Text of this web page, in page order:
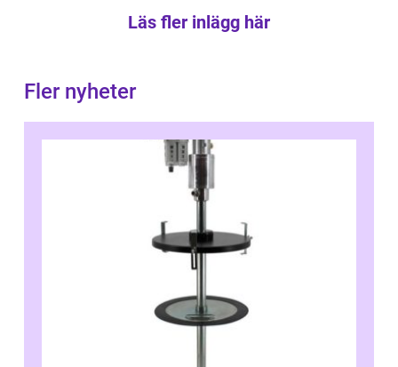
Läs fler inlägg här
Fler nyheter